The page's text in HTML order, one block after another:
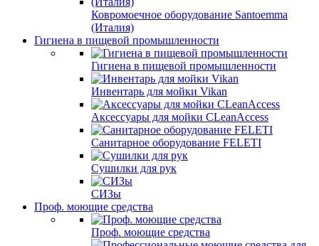
Ковромоечное оборудование Santoemma
(Италия)
Гигиена в пищевой промышленности
Гигиена в пищевой промышленности
Инвентарь для мойки Vikan
Аксессуары для мойки CLeanAccess
Санитарное оборудование FELETI
Сушилки для рук
СИЗы
Проф. моющие средства
Проф. моющие средства